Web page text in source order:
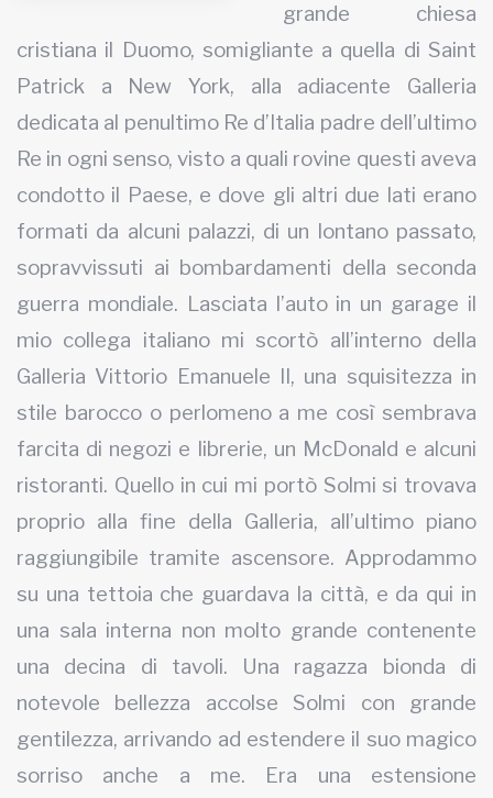
EDB edizioni - Via Brivio angolo C.
Imbonati, 89 20159 Milano (Italia)
Informativa sulla privacy
grande chiesa
cristiana il Duomo, somigliante a quella di Saint
Patrick a New York, alla adiacente Galleria
dedicata al penultimo Re d’Italia padre dell’ultimo
Re in ogni senso, visto a quali rovine questi aveva
condotto il Paese, e dove gli altri due lati erano
formati da alcuni palazzi, di un lontano passato,
sopravvissuti ai bombardamenti della seconda
guerra mondiale. Lasciata l’auto in un garage il
mio collega italiano mi scortò all’interno della
Galleria Vittorio Emanuele II, una squisitezza in
stile barocco o perlomeno a me così sembrava
farcita di negozi e librerie, un McDonald e alcuni
ristoranti. Quello in cui mi portò Solmi si trovava
proprio alla fine della Galleria, all’ultimo piano
raggiungibile tramite ascensore. Approdammo
su una tettoia che guardava la città, e da qui in
una sala interna non molto grande contenente
una decina di tavoli. Una ragazza bionda di
notevole bellezza accolse Solmi con grande
gentilezza, arrivando ad estendere il suo magico
sorriso anche a me. Era una estensione